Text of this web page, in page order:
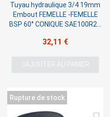
Tuyau hydraulique 3/4 19mm
Embout FEMELLE -FEMELLE
BSP 60° CONIQUE SAE100R2T
32,11 €
AJOUTER AU PANIER
Rupture de stock